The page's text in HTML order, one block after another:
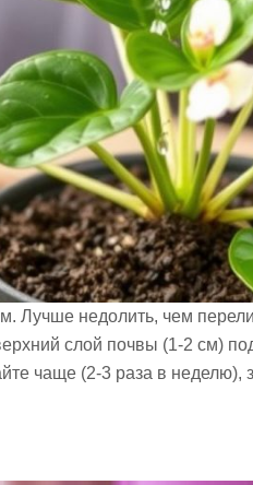
Лучше недолить, чем
слой почвы (1-2 см)
чаще (2-3 раза в неделю),